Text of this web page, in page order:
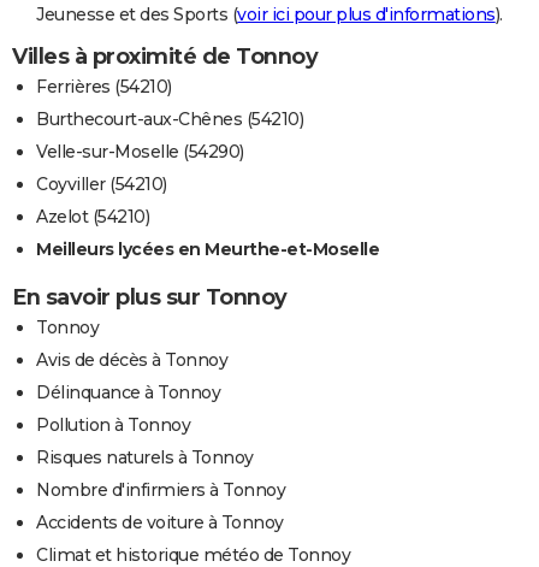
Jeunesse et des Sports (voir ici pour plus d'informations).
Villes à proximité de Tonnoy
Ferrières (54210)
Burthecourt-aux-Chênes (54210)
Velle-sur-Moselle (54290)
Coyviller (54210)
Azelot (54210)
Meilleurs lycées en Meurthe-et-Moselle
En savoir plus sur Tonnoy
Tonnoy
Avis de décès à Tonnoy
Délinquance à Tonnoy
Pollution à Tonnoy
Risques naturels à Tonnoy
Nombre d'infirmiers à Tonnoy
Accidents de voiture à Tonnoy
Climat et historique météo de Tonnoy